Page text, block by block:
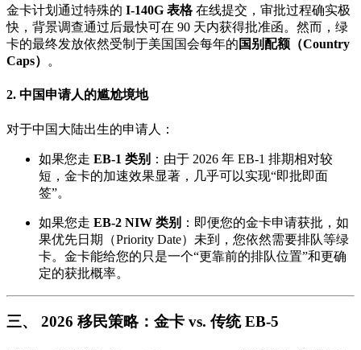
金卡计划通过特殊的 I-140G 表格在线提交，审批过程确实极
快，背景调查通过后最快可在 90 天内获得批准函。然而，绿
卡的最终发放依然受制于美国国会每年的 国别配额（Country
Caps）
。
2. 中国申请人的尴尬境地
对于中国大陆出生的申请人：
如果您走 EB-1 类别 ：由于 2026 年 EB-1 排期相对较
短，金卡的加速效果显著，几乎可以实现“即批即面
签”。
如果您走 EB-2 NIW 类别 ：即便您的金卡申请获批，如
果优先日期（Priority Date）未到，您依然需要排队等绿
卡。金卡能给您的只是一个“更靠前的排队位置”和更确
定的获批概率。
三、 2026 移民策略：金卡 vs. 传统 EB-5